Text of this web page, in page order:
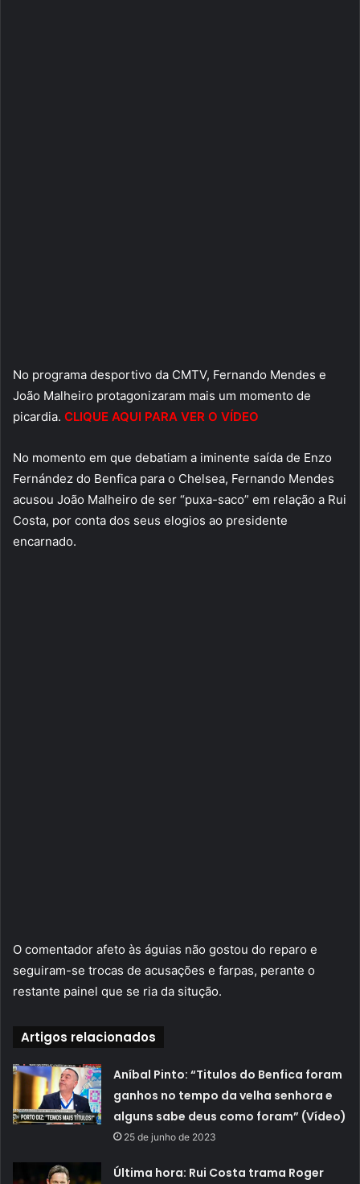
No programa desportivo da CMTV, Fernando Mendes e
João Malheiro protagonizaram mais um momento de
picardia. CLIQUE AQUI PARA VER O VÍDEO
No momento em que debatiam a iminente saída de Enzo
Fernández do Benfica para o Chelsea, Fernando Mendes
acusou João Malheiro de ser “puxa-saco” em relação a Rui
Costa, por conta dos seus elogios ao presidente
encarnado.
O comentador afeto às águias não gostou do reparo e
seguiram-se trocas de acusações e farpas, perante o
restante painel que se ria da situção.
Artigos relacionados
Aníbal Pinto: “Titulos do Benfica foram
ganhos no tempo da velha senhora e
alguns sabe deus como foram” (Vídeo)
25 de junho de 2023
Última hora: Rui Costa trama Roger